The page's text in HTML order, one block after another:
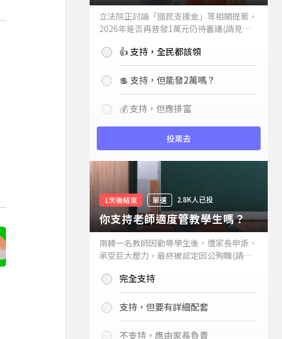
立法院正討論「國民支援金」等相關提案，
2026年是否再普發1萬元仍待審議(請見下
持嗎？👍 支持，全民都該領
💲 支持，但能發2萬嗎？
💰 支持，但應排富
投票去
1天後結束 單選 2.8K人已投
你支持老師適度管教學生嗎？
南韓一名教師因勸導學生後，遭家長申訴、
承受巨大壓力，最終被認定因公殉職(請見
你支持老師適度管教學生嗎？
完全支持
支持，但要有詳細配套
不支持，應由家長負責